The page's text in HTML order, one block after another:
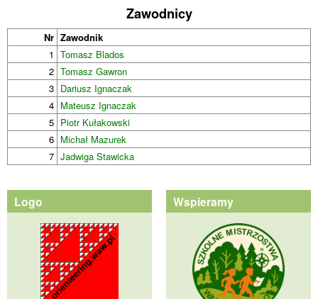
Zawodnicy
Nr Zawodnik
1 Tomasz Blados
2 Tomasz Gawron
3 Dariusz Ignaczak
4 Mateusz Ignaczak
5 Piotr Kułakowski
6 Michał Mazurek
7 Jadwiga Stawicka
Logo Wspieramy